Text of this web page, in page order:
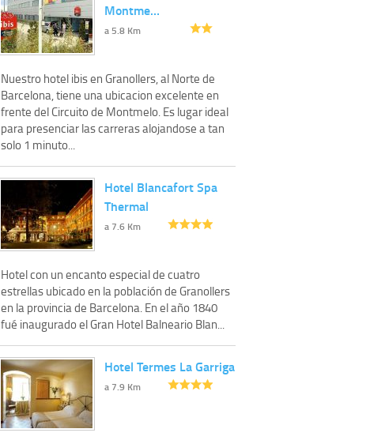
Montme…
a 5.8 Km
Nuestro hotel ibis en Granollers, al Norte de
Barcelona, tiene una ubicacion excelente en
frente del Circuito de Montmelo. Es lugar ideal
para presenciar las carreras alojandose a tan
solo 1 minuto...
Hotel Blancafort Spa
Thermal
a 7.6 Km
Hotel con un encanto especial de cuatro
estrellas ubicado en la población de Granollers
en la provincia de Barcelona. En el año 1840
fué inaugurado el Gran Hotel Balneario Blan...
Hotel Termes La Garriga
a 7.9 Km